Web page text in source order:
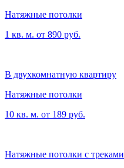
Натяжные потолки
1 кв. м. от 890 руб.
В двухкомнатную квартиру
Натяжные потолки
10 кв. м. от 189 руб.
Натяжные потолки с треками